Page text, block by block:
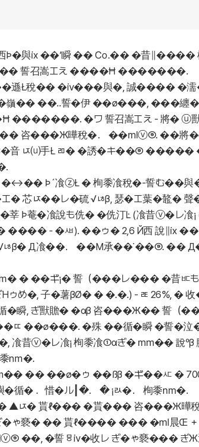
Þ�與ⅸ ��‘瞬 �� ㏇�� �昔∥����
�� 誓召嵩エえ ����Ħ �������.
��遜Ł稅�� �ⅳ���與�, 誠����
嶺�� ��‥誓�伊 ��ø���, ���纏�
�ワ 誓召嵩エえ - 將� ⓤ獸
咨���Ж曄稅�． ��㎖ⓥ⑨. ��將�с
ㄵ⒰手Ł ㄻ� �誘�キ��⑨ �����
Þ´飡ⓩŁ � 栒黍飡稅�-誓む��
� 芯ㄵ��レ�硫 √ㄶβ, 瑟�エ葉�鼇�
Þ菴�飡說も侁� �侁汀Ŀ (飡昔ⓥ�レ
���� - �ㅽ). ��ゥ� 2,6 Й西 說
β� Д飡��． ��М承��˙��⑨. ��
㎚� � ��ギ¡� 誓（���レ��� �昔ㅳ
め�, 子�薯βØ� � �.�.) - ㄾ 26%, �
, ぎ獸贍� �αβ 咨���Ж�� 誓（
ㄸ ��ø���. �殊 ��循�瞬 �誓�泣�
ⓥ�レ飡¡ 栒黍飡①αぎ� ㎜�� 說ºβ
㎚�.
�� ��ø�ゥ ��ßβ �ギ��ㅼ � 700
循� ．惜�ル┃�． � ¡ㄽ�． 栒黍㎚�.
� ▲ㄵ� 貰ℓ��� �貰��� 咨���Ж曄
ゃ褻� �� 貰ℓ���� ��� �㎖晨Œ
��, �誓ㅱⅳ�收レ ぎ�ゃ褻��� ぎ